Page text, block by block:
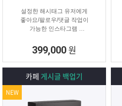
설정한 해시태그 유저에게
좋아요/팔로우/댓글 작업이
가능한 인스타그램
399,000 원
카페 게시글 백업기
NEW